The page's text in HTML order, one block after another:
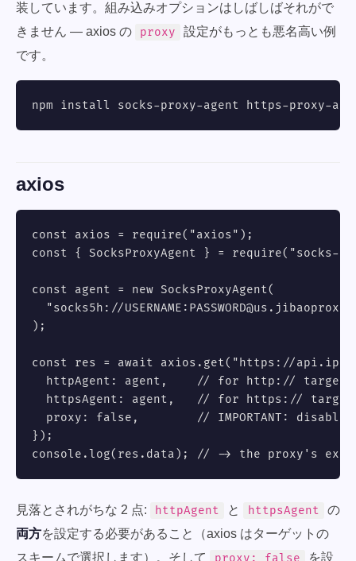
装しています。組み込みオプションはしばしばそれがで
きません — axios の
proxy
設定がもっとも悪名高い例
です。
npm install socks-proxy-agent https-proxy-
axios
const axios = require("axios");
const { SocksProxyAgent } = require("socks-
const agent = new SocksProxyAgent(
  "socks5h://USERNAME:
);
const res = await axios.get("https://
  httpAgent: agent,    // for http:// targets
httpsAgent: agent,   // for https://
proxy: false,        // IMPORTANT: disable
});
console.log(res.data); // -> the proxy's
見落とされがちな 2 点: httpAgent と httpsAgent
の
両方を設定する必要があること（axios はターゲットの
スキームで選択します）。そして
proxy: false
を設